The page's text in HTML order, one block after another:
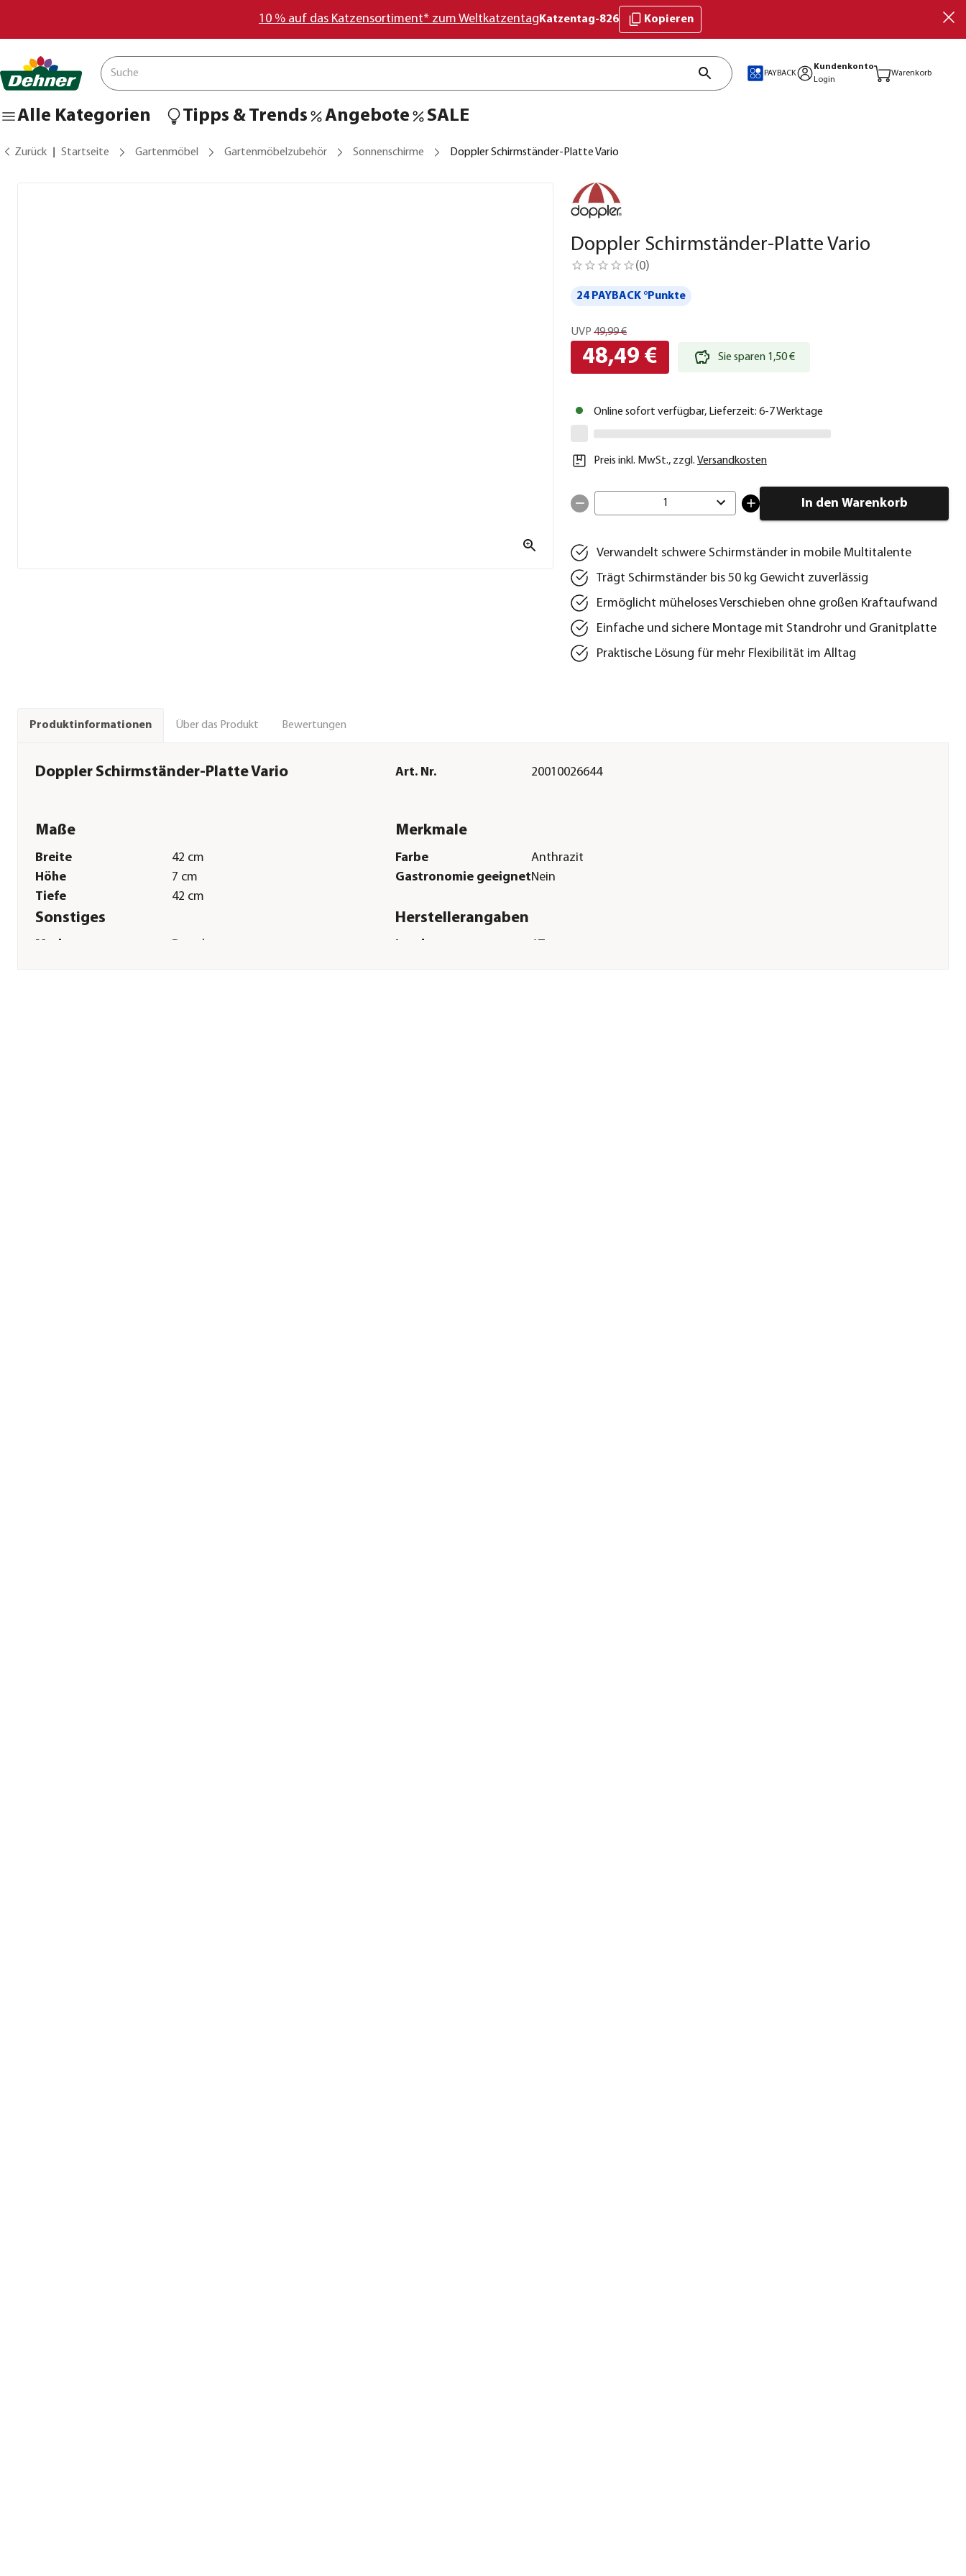
10 % auf das Katzensortiment* zum Weltkatzentag Katzentag-826 Kopieren
PAYBACK
Kundenkonto
Login
Warenkorb
Alle Kategorien Tipps & Trends Angebote SALE
Zurück Startseite Gartenmöbel Gartenmöbelzubehör Sonnenschirme Doppler Schirmständer-Platte Vario
Doppler Schirmständer-Platte Vario
(0)
24 PAYBACK °Punkte
UVP 49,99 €
48,49 € Sie sparen 1,50 €
Online sofort verfügbar, Lieferzeit: 6-7 Werktage
Preis inkl. MwSt., zzgl. Versandkosten
1 In den Warenkorb
Verwandelt schwere Schirmständer in mobile Multitalente
Trägt Schirmständer bis 50 kg Gewicht zuverlässig
Ermöglicht müheloses Verschieben ohne großen Kraftaufwand
Einfache und sichere Montage mit Standrohr und Granitplatte
Praktische Lösung für mehr Flexibilität im Alltag
Produktinformationen Über das Produkt Bewertungen
Doppler Schirmständer-Platte Vario Art. Nr. 20010026644
Maße
Breite
42 cm
Höhe
7 cm
Tiefe
42 cm
Merkmale
Farbe
Anthrazit
Gastronomie geeignetNein
Sonstiges Herstellerangaben